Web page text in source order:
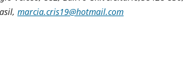
marcia.cris19@hotmail.com